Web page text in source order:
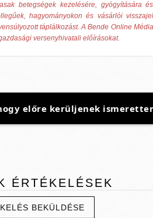
betegségek kezelésére, gyógyítására
hagyományokon és vásárlói
táplálkozást. A Bende Online
versenyhivatali előírásokat.
előre kerüljenek
ÉRTÉKELÉSEK
BEKÜLDÉSE